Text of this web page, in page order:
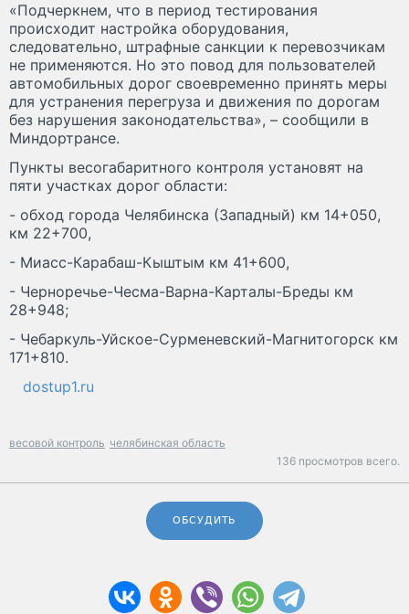
«Подчеркнем, что в период тестирования
происходит настройка оборудования,
следовательно, штрафные санкции к перевозчикам
не применяются. Но это повод для пользователей
автомобильных дорог своевременно принять меры
для устранения перегруза и движения по дорогам
без нарушения законодательства», – сообщили в
Миндортрансе.
Пункты весогабаритного контроля установят на
пяти участках дорог области:
- обход города Челябинска (Западный) км 14+050,
км 22+700,
- Миасс-Карабаш-Кыштым км 41+600,
- Черноречье-Чесма-Варна-Карталы-Бреды км
28+948;
- Чебаркуль-Уйское-Сурменевский-Магнитогорск км
171+810.
dostup1.ru
весовой контроль челябинская область
136 просмотров всего.
ОБСУДИТЬ